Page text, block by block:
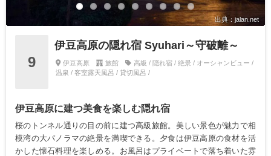
出典：jalan.net
9
伊豆高原の隠れ宿 Syuhari～守破離～
伊豆高原 旅館
高級 / 隠れ宿 / 絶景 / オーシャンビュー /
温泉 / 客室露天風呂 / 貸切風呂 /
伊豆高原に建つ美食を楽しむ隠れ宿
桜のトンネル通りの目の前に建つ高級旅館。美しい景色が魅力で相
模湾の大パノラマの絶景を満喫できる。夕食は伊豆高原の食材を活
かした懐石料理を楽しめる。お風呂はプライベートで落ち着いた雰